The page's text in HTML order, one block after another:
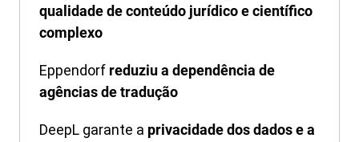
qualidade de conteúdo jurídico e científico
complexo
Eppendorf reduziu a dependência de
agências de tradução
DeepL garante a privacidade dos dados e a